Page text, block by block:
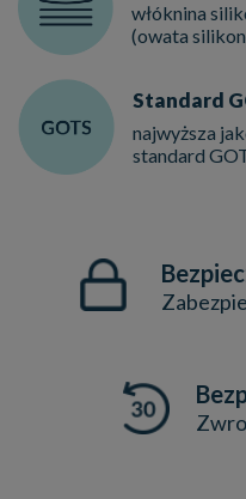
włóknina
(owata
Standard
najwyższa
standard